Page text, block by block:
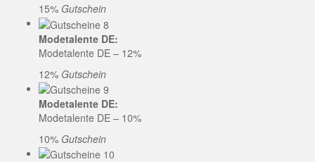
15% Gutschein
Modetalente DE:
Modetalente DE – 12%
12% Gutschein
Modetalente DE:
Modetalente DE – 10%
10% Gutschein